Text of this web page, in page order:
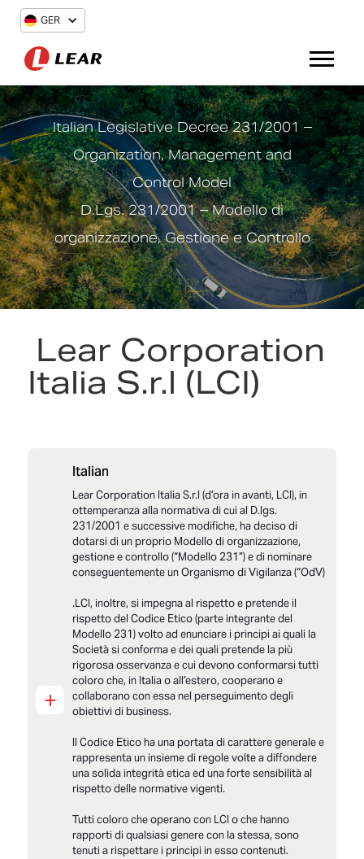
GER
Italian Legislative Decree 231/2001 –
Organization, Management and
Control Model
D.Lgs. 231/2001 – Modello di
organizzazione, Gestione e Controllo
Lear Corporation
Italia S.r.l (LCI)
+
Italian
Lear Corporation Italia S.r.l (d’ora in avanti, LCI), in
ottemperanza alla normativa di cui al D.lgs.
231/2001 e successive modifiche, ha deciso di
dotarsi di un proprio Modello di organizzazione,
gestione e controllo (“Modello 231”) e di nominare
conseguentemente un Organismo di Vigilanza (“OdV)
.LCI, inoltre, si impegna al rispetto e pretende il
rispetto del Codice Etico (parte integrante del
Modello 231) volto ad enunciare i principi ai quali la
Società si conforma e dei quali pretende la più
rigorosa osservanza e cui devono conformarsi tutti
coloro che, in Italia o all’estero, cooperano e
collaborano con essa nel perseguimento degli
obiettivi di business.
Il Codice Etico ha una portata di carattere generale e
rappresenta un insieme di regole volte a diffondere
una solida integrità etica ed una forte sensibilità al
rispetto delle normative vigenti.
Tutti coloro che operano con LCI o che hanno
rapporti di qualsiasi genere con la stessa, sono
tenuti a rispettare i principi in esso contenuti.